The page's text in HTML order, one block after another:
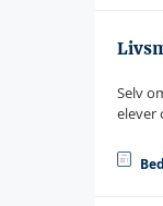
Selv
elever